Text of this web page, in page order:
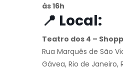
às 16h
📍 Local:
Teatro dos 4 –
Rua Marquês de São
Gávea, Rio de Janeiro,